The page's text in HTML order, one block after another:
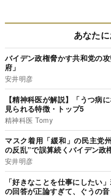
あなた
バイデン政権脅かす共和党の
府」
安井明彦
【精神科医が解説】「うつ病
見られる特徴・トップ5
精神科医 Tomy
マスク着用「緩和」の民主党
の反乱”で誤算続くバイデン政
安井明彦
「好きなことを仕事にしたい
の回答が正論すぎて、ぐうの